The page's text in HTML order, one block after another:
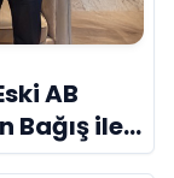
AB
Bağış ile